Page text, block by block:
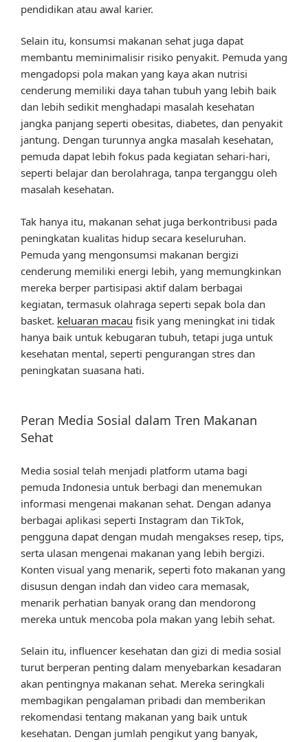
pendidikan atau awal karier.
Selain itu, konsumsi makanan sehat juga dapat
membantu meminimalisir risiko penyakit. Pemuda yang
mengadopsi pola makan yang kaya akan nutrisi
cenderung memiliki daya tahan tubuh yang lebih baik
dan lebih sedikit menghadapi masalah kesehatan
jangka panjang seperti obesitas, diabetes, dan penyakit
jantung. Dengan turunnya angka masalah kesehatan,
pemuda dapat lebih fokus pada kegiatan sehari-hari,
seperti belajar dan berolahraga, tanpa terganggu oleh
masalah kesehatan.
Tak hanya itu, makanan sehat juga berkontribusi pada
peningkatan kualitas hidup secara keseluruhan.
Pemuda yang mengonsumsi makanan bergizi
cenderung memiliki energi lebih, yang memungkinkan
mereka berper partisipasi aktif dalam berbagai
kegiatan, termasuk olahraga seperti sepak bola dan
basket. keluaran macau fisik yang meningkat ini tidak
hanya baik untuk kebugaran tubuh, tetapi juga untuk
kesehatan mental, seperti pengurangan stres dan
peningkatan suasana hati.
Peran Media Sosial dalam Tren Makanan
Sehat
Media sosial telah menjadi platform utama bagi
pemuda Indonesia untuk berbagi dan menemukan
informasi mengenai makanan sehat. Dengan adanya
berbagai aplikasi seperti Instagram dan TikTok,
pengguna dapat dengan mudah mengakses resep, tips,
serta ulasan mengenai makanan yang lebih bergizi.
Konten visual yang menarik, seperti foto makanan yang
disusun dengan indah dan video cara memasak,
menarik perhatian banyak orang dan mendorong
mereka untuk mencoba pola makan yang lebih sehat.
Selain itu, influencer kesehatan dan gizi di media sosial
turut berperan penting dalam menyebarkan kesadaran
akan pentingnya makanan sehat. Mereka seringkali
membagikan pengalaman pribadi dan memberikan
rekomendasi tentang makanan yang baik untuk
kesehatan. Dengan jumlah pengikut yang banyak,